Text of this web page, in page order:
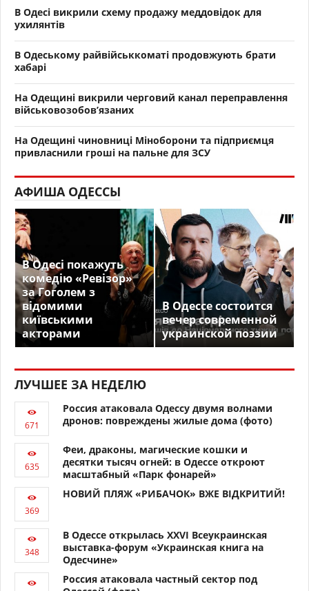
В Одесі викрили схему продажу меддовідок для
ухилянтів
В Одеському райвійськкоматі продовжують брати
хабарі
На Одещині викрили черговий канал переправлення
військовозобов’язаних
На Одещині чиновниці Міноборони та підприємця
привласнили гроші на пальне для ЗСУ
АФИША ОДЕССЫ
В Одесі покажуть
комедію «Ревізор»
за Гоголем з
відомими
київськими
акторами
В Одессе состоится
вечер современной
украинской поэзии
ЛУЧШЕЕ ЗА НЕДЕЛЮ
Россия атаковала Одессу двумя волнами
дронов: повреждены жилые дома (фото)
Феи, драконы, магические кошки и
десятки тысяч огней: в Одессе откроют
масштабный «Парк фонарей»
НОВИЙ ПЛЯЖ «РИБАЧОК» ВЖЕ ВІДКРИТИЙ!
В Одессе открылась XXVI Всеукраинская
выставка-форум «Украинская книга на
Одесчине»
Россия атаковала частный сектор под